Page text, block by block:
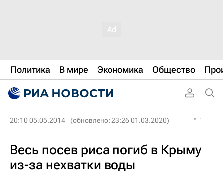
Политика В мире Экономика Общество
20:10 05.05.2014 (обновлено: 23:26 01.03.2020)
Весь посев риса погиб в Крыму
из-за нехватки воды